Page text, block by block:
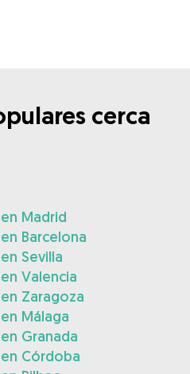
cerca
Madrid
Barcelona
Sevilla
Valencia
Zaragoza
Málaga
Granada
Córdoba